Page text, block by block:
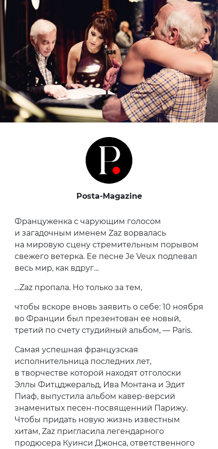
Posta-Magazine
Француженка с чарующим голосом
и загадочным именем Zaz ворвалась
на мировую сцену стремительным порывом
свежего ветерка. Ее песне Je Veux подпевал
весь мир, как вдруг…
…Zaz пропала. Но только за тем,
чтобы вскоре вновь заявить о себе: 10 ноября
во Франции был презентован ее новый,
третий по счету студийный альбом, — Paris.
Самая успешная французская
исполнительница последних лет,
в творчестве которой находят отголоски
Эллы Фитцджеральд, Ива Монтана и Эдит
Пиаф, выпустила альбом кавер-версий
знаменитых песен-посвященний Парижу.
Чтобы придать новую жизнь известным
хитам, Zaz пригласила легендарного
продюсера Куинси Джонса, ответственного